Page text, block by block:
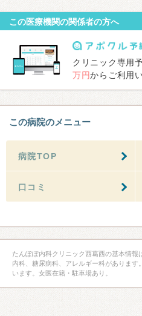
この医療機関の関係者の方へ
クリニック専用
万円からご利用
この病院のメニュー
病院TOP
口コミ
たんぽぽ内科クリニック西葛西の基本情報
内科、糖尿病科、アレルギー科がありま
います。女医在籍・駐車場あり。